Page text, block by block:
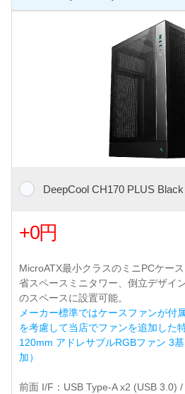
DeepCool CH170 PLUS Black
+0円
MicroATX最小クラスのミニPCケース
省スペースミニタワー、倒立デザイ
のスペースに設置可能。
メーカー標準ではケースファンが付
を考慮して当店でファンを追加した
120mm アドレサブルRGBファン 3
加）
前面 I/F：USB Type-A x2 (USB 3.0) /